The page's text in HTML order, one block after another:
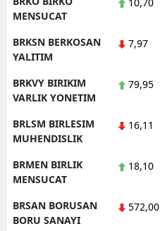
MENSUCAT
BRKSN BERKOSAN
YALITIM
7,97
BRKVY BIRIKIM
VARLIK YONETIM
79,95
BRLSM BIRLESIM
MUHENDISLIK
16,11
BRMEN BIRLIK
MENSUCAT
18,10
BRSAN BORUSAN
BORU SANAYI
572,00